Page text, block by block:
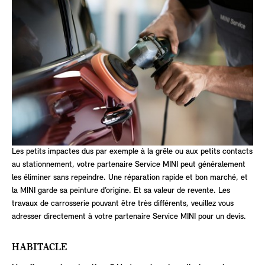
Les petits impactes dus par exemple à la grêle ou aux petits contacts
au stationnement, votre partenaire Service MINI peut généralement
les éliminer sans repeindre. Une réparation rapide et bon marché, et
la MINI garde sa peinture d’origine. Et sa valeur de revente. Les
travaux de carrosserie pouvant être très différents, veuillez vous
adresser directement à votre partenaire Service MINI pour un devis.
HABITACLE